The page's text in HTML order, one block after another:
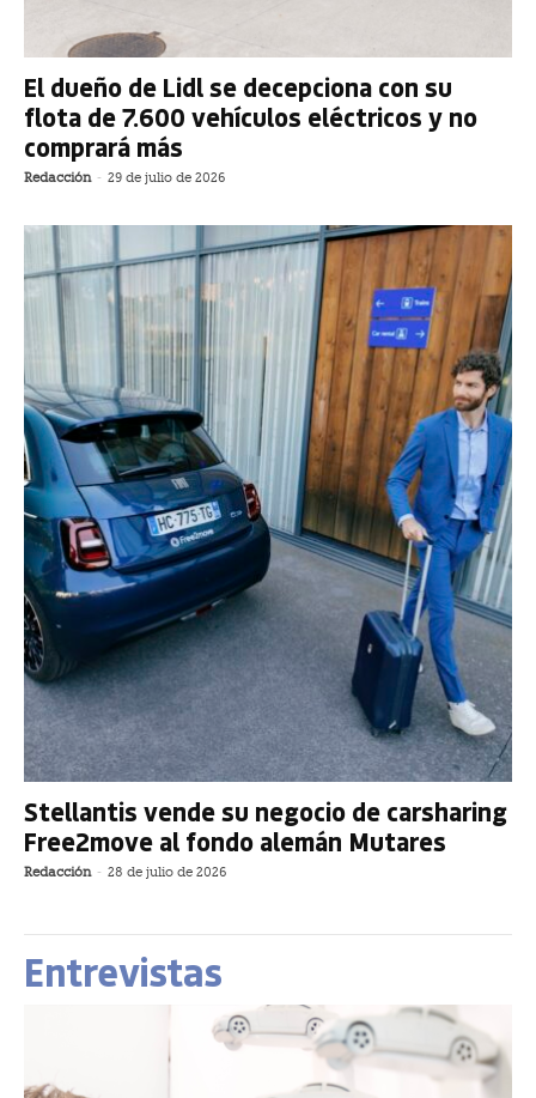
El dueño de Lidl se decepciona con su
flota de 7.600 vehículos eléctricos y no
comprará más
Redacción - 29 de julio de 2026
Stellantis vende su negocio de carsharing
Free2move al fondo alemán Mutares
Redacción - 28 de julio de 2026
Entrevistas